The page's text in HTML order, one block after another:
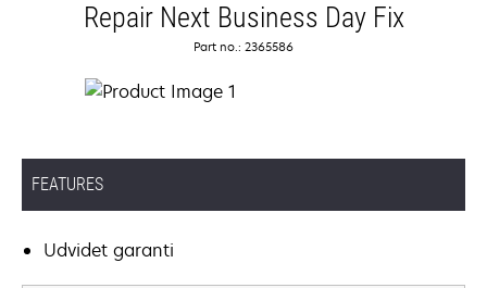
Repair Next Business Day Fix
Part no.: 2365586
FEATURES
Udvidet garanti